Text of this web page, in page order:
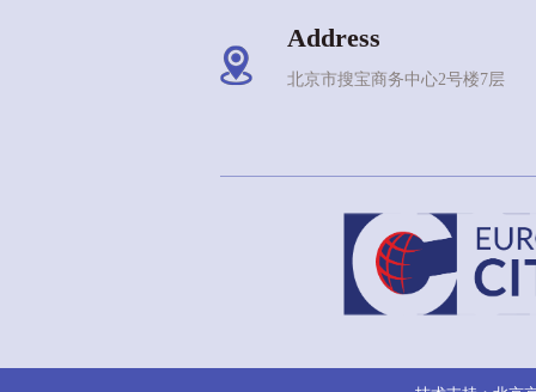
Address
北京市搜宝商务中心2号楼7层